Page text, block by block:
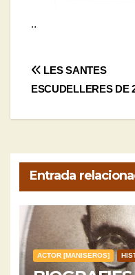
..
LES SANTES
ESCUDELLERES DE
Entrada
ACTOR [MANISEROS]